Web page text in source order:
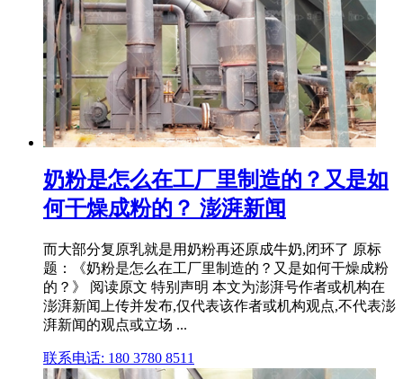
奶粉是怎么在工厂里制造的？又是如
何干燥成粉的？ 澎湃新闻
而大部分复原乳就是用奶粉再还原成牛奶,闭环了 原标
题：《奶粉是怎么在工厂里制造的？又是如何干燥成粉
的？》 阅读原文 特别声明 本文为澎湃号作者或机构在
澎湃新闻上传并发布,仅代表该作者或机构观点,不代表澎
湃新闻的观点或立场 ...
联系电话: 180 3780 8511